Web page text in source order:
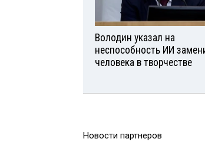
Володин указал на
неспособность ИИ
человека в творчестве
Новости партнеров